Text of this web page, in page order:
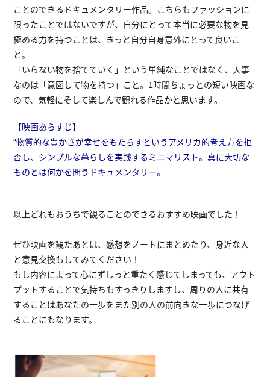
ことのできるドキュメンタリー作品。こちらもファッションに
限ったことではないですが、自分にとって本当に必要な物を見
極める力を持つことは、きっと自分自身意外にとって良いこ
と。
「いらない物を捨てていく」という単純なことではなく、大事
なのは「意図して物を持つ」こと。1時間ちょっとの短い映画な
ので、気軽にそして楽しんで観れる作品かと思います。
【映画あらすじ】
“物質的な豊かさが幸せをもたらすというアメリカ的考え方を拒
否し、シンプルな暮らしを実践するミニマリスト。真に大切な
ものとは何かを問うドキュメンタリー。
以上どれもおうちで観ることのできるおすすめ映画でした！
ぜひ映画を観たあとは、感想をノートにまとめたり、身近な人
と意見交換もしてみてください！
もし内容によって心にずしっと重たく感じてしまっても、アウト
プットすることで気持ちもすっきりしますし、周りの人に共有
することはあなたの一歩をまた別の人の前向きな一歩につなげ
ることにもなります。